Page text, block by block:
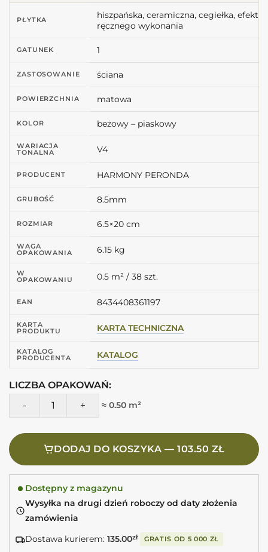
PŁYTKA
hiszpańska, ceramiczna, cegiełka, efekt
ręcznego wykonania
GATUNEK 1
ZASTOSOWANIE ściana
POWIERZCHNIA matowa
KOLOR beżowy – piaskowy
WARIACJA
TONALNA V4
PRODUCENT HARMONY PERONDA
GRUBOŚĆ 8.5mm
ROZMIAR 6.5×20 cm
WAGA
OPAKOWANIA 6.15 kg
W
OPAKOWANIU 0.5 m² / 38 szt.
EAN 8434408361197
KARTA
PRODUKTU KARTA TECHNICZNA
KATALOG
PRODUCENTA KATALOG
LICZBA OPAKOWAŃ:
ilość Harmony SAHN SAND 6,5X20 Płytki cegiełki beżowe
≈ 0.50 m²
DODAJ DO KOSZYKA — 103.50 ZŁ
Dostępny z magazynu
Wysyłka na drugi dzień roboczy od daty złożenia
zamówienia
Dostawa kurierem: 135.00zł GRATIS OD 5 000 ZŁ